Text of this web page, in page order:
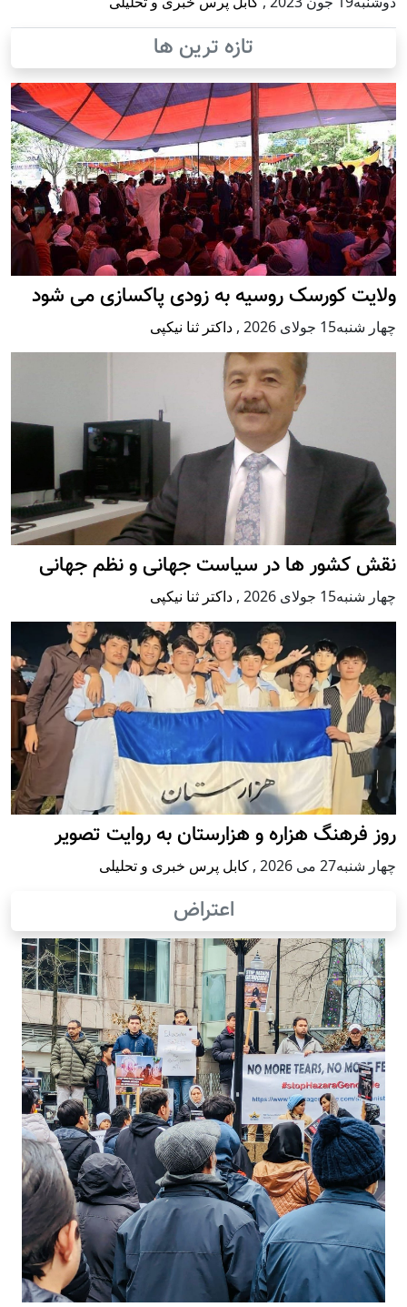
تازه ترین ها
ولایت کورسک روسیه به زودی پاکسازی می شود
چهار شنبه15 جولای 2026 , داکتر ثنا نیکپی
نقش کشور ها در سیاست جهانی و نظم جهانی
چهار شنبه15 جولای 2026 , داکتر ثنا نیکپی
روز فرهنگ هزاره و هزارستان به روایت تصویر
چهار شنبه27 می 2026 , کابل پرس خبری و تحلیلی
اعتراض